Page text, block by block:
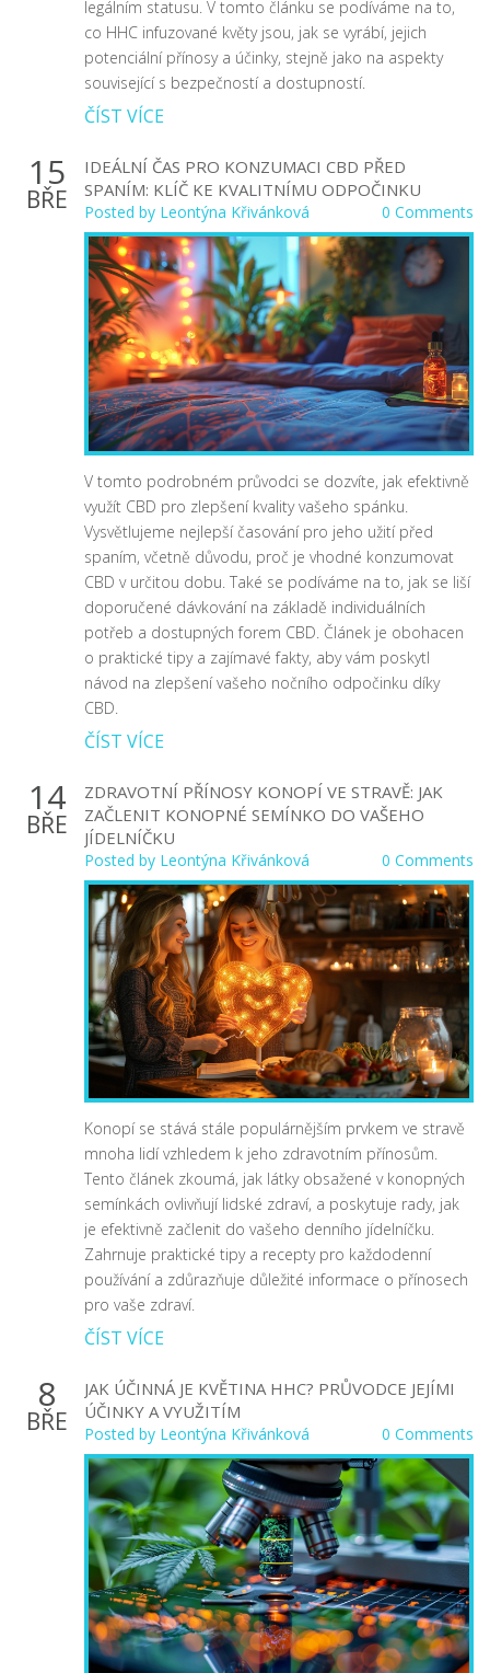
legálním statusu. V tomto článku se podíváme na to,
co HHC infuzované květy jsou, jak se vyrábí, jejich
potenciální přínosy a účinky, stejně jako na aspekty
související s bezpečností a dostupností.
ČÍST VÍCE
15
BŘE
IDEÁLNÍ ČAS PRO KONZUMACI CBD PŘED
SPANÍM: KLÍČ KE KVALITNÍMU ODPOČINKU
Posted by Leontýna Křivánková 0 Comments
V tomto podrobném průvodci se dozvíte, jak efektivně
využít CBD pro zlepšení kvality vašeho spánku.
Vysvětlujeme nejlepší časování pro jeho užití před
spaním, včetně důvodu, proč je vhodné konzumovat
CBD v určitou dobu. Také se podíváme na to, jak se liší
doporučené dávkování na základě individuálních
potřeb a dostupných forem CBD. Článek je obohacen
o praktické tipy a zajímavé fakty, aby vám poskytl
návod na zlepšení vašeho nočního odpočinku díky
CBD.
ČÍST VÍCE
14
BŘE
ZDRAVOTNÍ PŘÍNOSY KONOPÍ VE STRAVĚ: JAK
ZAČLENIT KONOPNÉ SEMÍNKO DO VAŠEHO
JÍDELNÍČKU
Posted by Leontýna Křivánková 0 Comments
Konopí se stává stále populárnějším prvkem ve stravě
mnoha lidí vzhledem k jeho zdravotním přínosům.
Tento článek zkoumá, jak látky obsažené v konopných
semínkách ovlivňují lidské zdraví, a poskytuje rady, jak
je efektivně začlenit do vašeho denního jídelníčku.
Zahrnuje praktické tipy a recepty pro každodenní
používání a zdůrazňuje důležité informace o přínosech
pro vaše zdraví.
ČÍST VÍCE
8
BŘE
JAK ÚČINNÁ JE KVĚTINA HHC? PRŮVODCE JEJÍMI
ÚČINKY A VYUŽITÍM
Posted by Leontýna Křivánková 0 Comments